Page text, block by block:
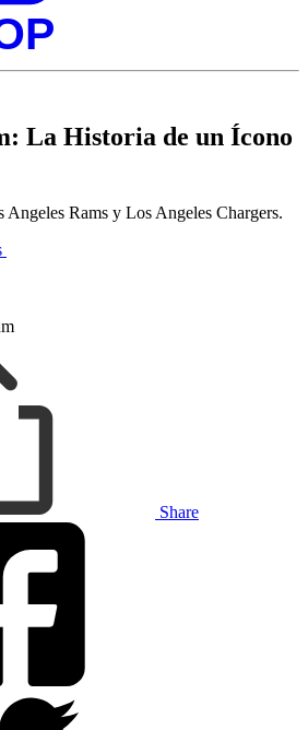
La Historia de un Ícono
Angeles Rams y Los Angeles Chargers.
Share